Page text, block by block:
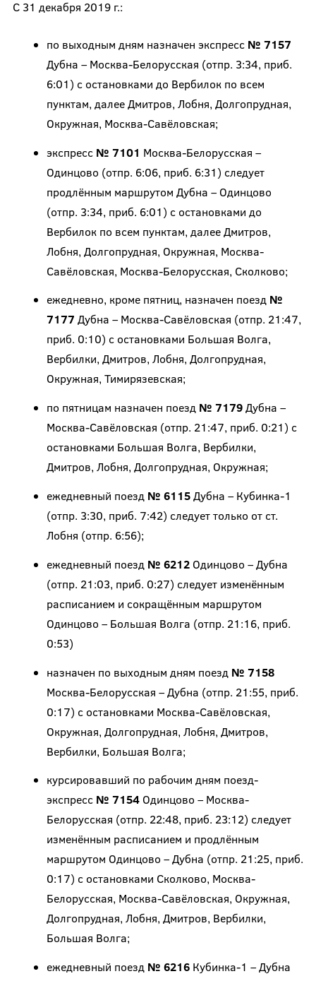
С 31 декабря 2019 г.:
по выходным дням назначен экспресс № 7157
Дубна – Москва-Белорусская (отпр. 3:34, приб.
6:01) с остановками до Вербилок по всем
пунктам, далее Дмитров, Лобня, Долгопрудная,
Окружная, Москва-Савёловская;
экспресс № 7101 Москва-Белорусская –
Одинцово (отпр. 6:06, приб. 6:31) следует
продлённым маршрутом Дубна – Одинцово
(отпр. 3:34, приб. 6:01) с остановками до
Вербилок по всем пунктам, далее Дмитров,
Лобня, Долгопрудная, Окружная, Москва-
Савёловская, Москва-Белорусская, Сколково;
ежедневно, кроме пятниц, назначен поезд №
7177 Дубна – Москва-Савёловская (отпр. 21:47,
приб. 0:10) с остановками Большая Волга,
Вербилки, Дмитров, Лобня, Долгопрудная,
Окружная, Тимирязевская;
по пятницам назначен поезд № 7179Дубна –
Москва-Савёловская (отпр. 21:47, приб. 0:21) с
остановками Большая Волга, Вербилки,
Дмитров, Лобня, Долгопрудная, Окружная;
ежедневный поезд № 6115Дубна – Кубинка-1
(отпр. 3:30, приб. 7:42) следует только от ст.
Лобня (отпр. 6:56);
ежедневный поезд № 6212Одинцово – Дубна
(отпр. 21:03, приб. 0:27) следует изменённым
расписанием и сокращённым маршрутом
Одинцово – Большая Волга (отпр. 21:16, приб.
0:53)
назначен по выходным дням поезд № 7158
Москва-Белорусская – Дубна (отпр. 21:55, приб.
0:17) с остановками Москва-Савёловская,
Окружная, Долгопрудная, Лобня, Дмитров,
Вербилки, Большая Волга;
курсировавший по рабочим дням поезд-
экспресс № 7154Одинцово – Москва-
Белорусская (отпр. 22:48, приб. 23:12) следует
изменённым расписанием и продлённым
маршрутом Одинцово – Дубна (отпр. 21:25, приб.
0:17) с остановками Сколково, Москва-
Белорусская, Москва-Савёловская, Окружная,
Долгопрудная, Лобня, Дмитров, Вербилки,
Большая Волга;
ежедневный поезд № 6216Кубинка-1 – Дубна